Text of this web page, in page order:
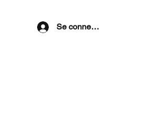
Se connecter